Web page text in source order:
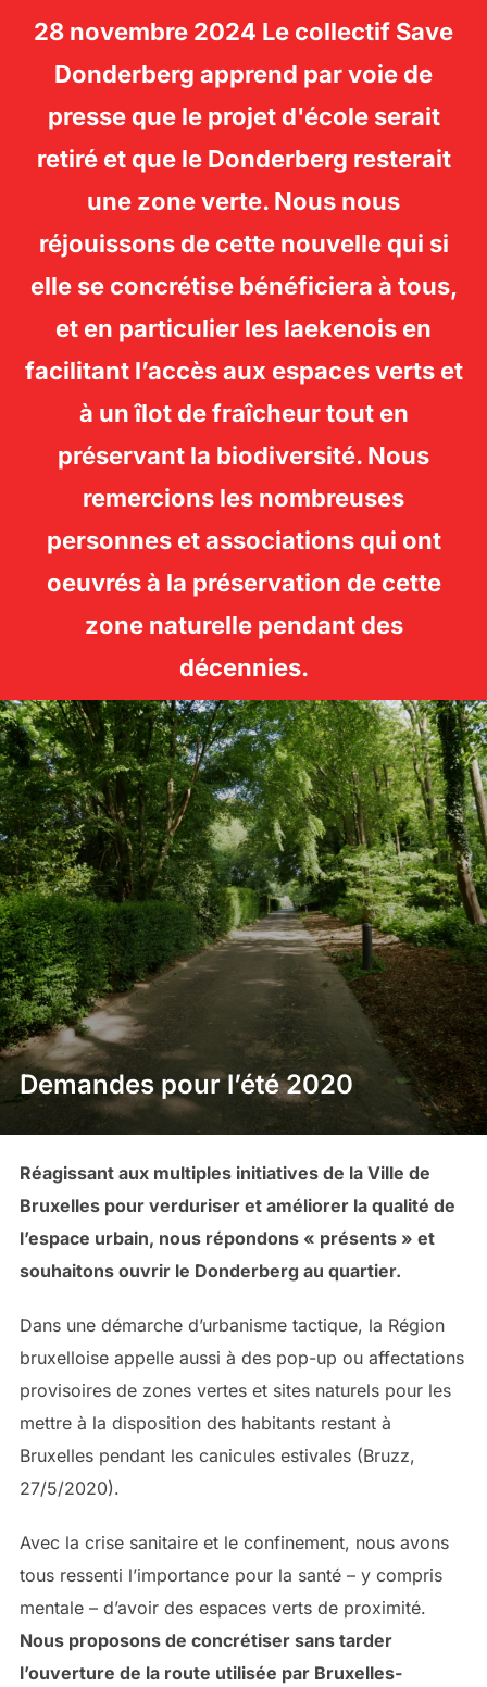
28 novembre 2024 Le collectif Save
Donderberg apprend par voie de
presse que le projet d'école serait
retiré et que le Donderberg resterait
une zone verte. Nous nous
réjouissons de cette nouvelle qui si
elle se concrétise bénéficiera à tous,
et en particulier les laekenois en
facilitant l’accès aux espaces verts et
à un îlot de fraîcheur tout en
préservant la biodiversité. Nous
remercions les nombreuses
personnes et associations qui ont
oeuvrés à la préservation de cette
zone naturelle pendant des
décennies.
Aller
au
contenu
SAVE
DONDERBERG -
LAEKEN
Rechercher :
Demandes pour l’été 2020
Réagissant aux multiples initiatives de la Ville de
Bruxelles pour verduriser et améliorer la qualité de
l’espace urbain, nous répondons « présents » et
souhaitons ouvrir le Donderberg au quartier.
Dans une démarche d’urbanisme tactique, la Région
bruxelloise appelle aussi à des pop-up ou affectations
provisoires de zones vertes et sites naturels pour les
mettre à la disposition des habitants restant à
Bruxelles pendant les canicules estivales (Bruzz,
27/5/2020).
Avec la crise sanitaire et le confinement, nous avons
tous ressenti l’importance pour la santé – y compris
mentale – d’avoir des espaces verts de proximité.
Nous proposons de concrétiser sans tarder
l’ouverture de la route utilisée par Bruxelles-